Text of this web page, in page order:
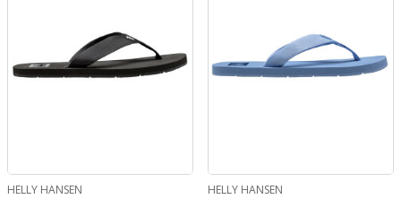
HELLY HANSEN HELLY HANSEN